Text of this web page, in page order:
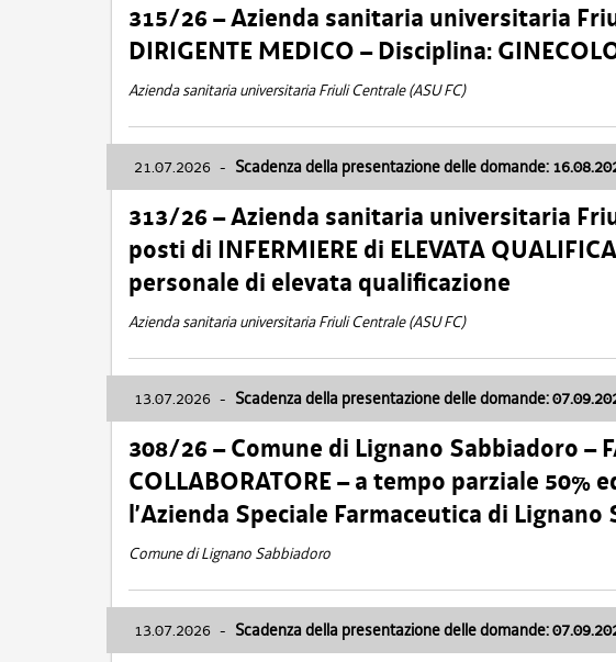
315/26 – Azienda sanitaria universitaria
DIRIGENTE MEDICO – Disciplina:
Azienda sanitaria universitaria Friuli Centrale (ASU FC)
21.07.2026 - Scadenza della presentazione delle domande:
313/26 – Azienda sanitaria universitaria
posti di INFERMIERE di ELEVATA
personale di elevata qualificazione
Azienda sanitaria universitaria Friuli Centrale (ASU FC)
13.07.2026 - Scadenza della presentazione delle domande:
308/26 – Comune di Lignano Sabbiadoro –
COLLABORATORE – a tempo parziale 50%
l’Azienda Speciale Farmaceutica di Lignano
Comune di Lignano Sabbiadoro
13.07.2026 - Scadenza della presentazione delle domande: